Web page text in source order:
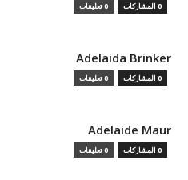
0 المشاركات 0 تعليقات
Adelaida Brinker
0 المشاركات 0 تعليقات
Adelaide Maur
0 المشاركات 0 تعليقات